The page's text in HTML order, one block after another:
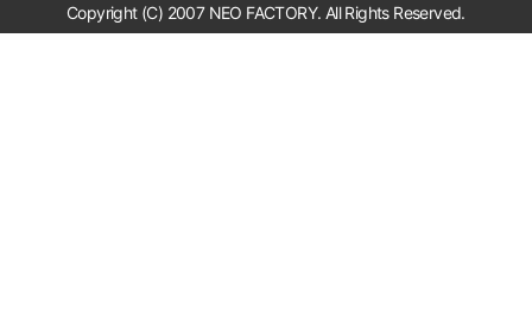
Copyright (C) 2007 NEO FACTORY. All Rights Reserved.